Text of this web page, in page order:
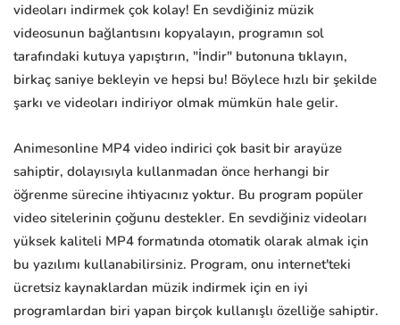
videoları indirmek çok kolay! En sevdiğiniz müzik
videosunun bağlantısını kopyalayın, programın sol
tarafındaki kutuya yapıştırın, "İndir" butonuna tıklayın,
birkaç saniye bekleyin ve hepsi bu! Böylece hızlı bir şekilde
şarkı ve videoları indiriyor olmak mümkün hale gelir.
Animesonline MP4 video indirici çok basit bir arayüze
sahiptir, dolayısıyla kullanmadan önce herhangi bir
öğrenme sürecine ihtiyacınız yoktur. Bu program popüler
video sitelerinin çoğunu destekler. En sevdiğiniz videoları
yüksek kaliteli MP4 formatında otomatik olarak almak için
bu yazılımı kullanabilirsiniz. Program, onu internet'teki
ücretsiz kaynaklardan müzik indirmek için en iyi
programlardan biri yapan birçok kullanışlı özelliğe sahiptir.